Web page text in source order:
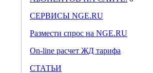
СЕРВИСЫ NGE.RU
Размести спрос на NGE.RU
On-line расчет ЖД тарифа
СТАТЬИ